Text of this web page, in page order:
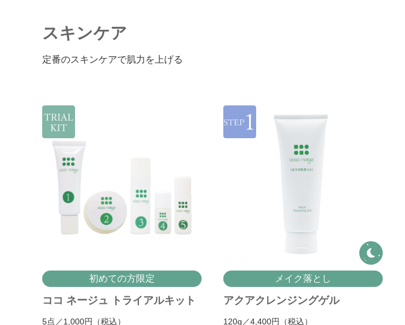
スキンケア
定番のスキンケアで肌力を上げる
初めての方限定
ココ ネージュ トライアルキット
5点／1,000円（税込）
メイク落とし
アクアクレンジングゲル
120g／4,400円（税込）